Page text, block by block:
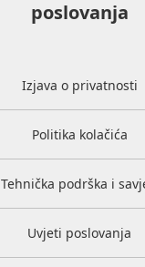
poslovanja
Izjava o privatnosti
Politika kolačića
Tehnička podrška i
Uvjeti poslovanja